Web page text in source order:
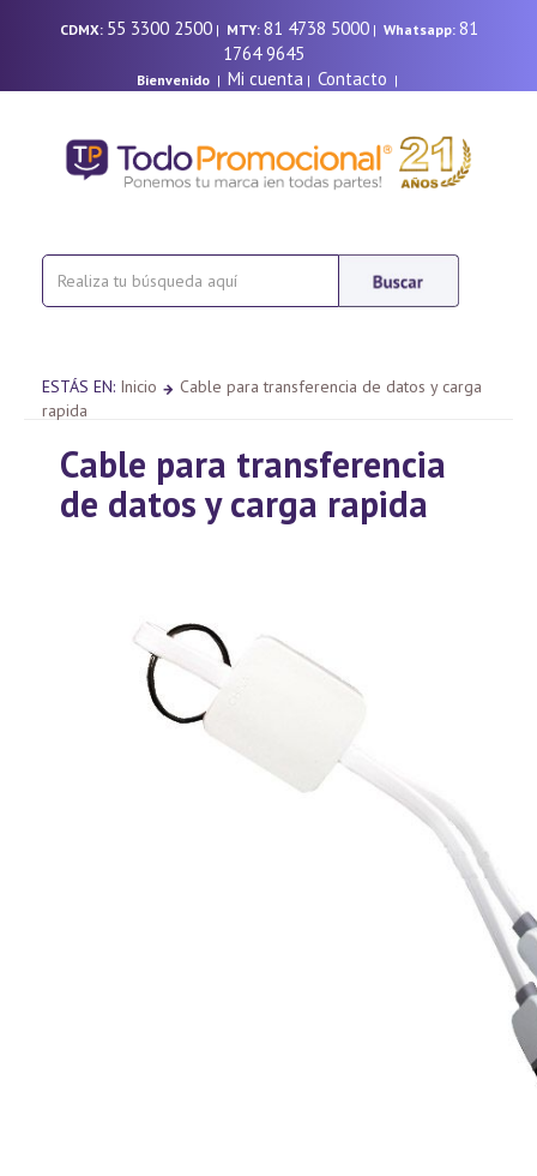
CDMX: 55 3300 2500| MTY: 81 4738 5000| Whatsapp: 81
1764 9645
Bienvenido| Mi cuenta | Contacto |
ESTÁS EN: Inicio
Cable para transferencia de datos y carga
rapida
Cable para transferencia
de datos y carga rapida